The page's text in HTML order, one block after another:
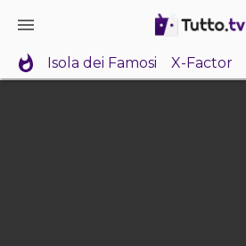
Isola dei Famosi X-Factor